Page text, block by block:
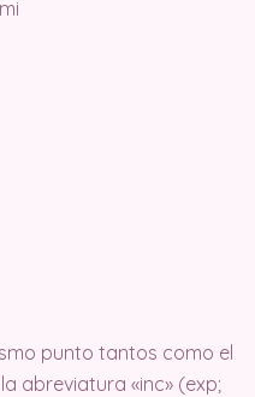
punto tantos como el
abreviatura «inc» (exp;